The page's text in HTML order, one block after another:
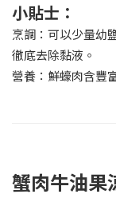
小貼士：
烹調：可以少量幼
徹底去除黏液。
營養：鮮蠔肉含豐
蟹肉牛油果